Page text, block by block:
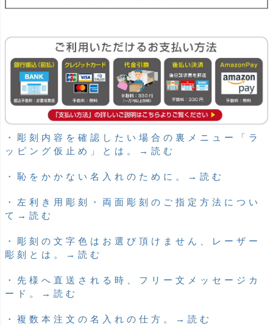
・彫刻内容を確認したい場合の裏メニュー「ラ
ッピング仮止め」とは。→読む
・恥をかかない名入れのために。→読む
・左利き用彫刻・両面彫刻のご指定方法につい
て→読む
・彫刻の文字色はお選び頂けません、レーザー
彫刻とは。→読む
・先様へ直送される時、フリー文メッセージカ
ード。→読む
・複数本注文の名入れの仕方。→読む